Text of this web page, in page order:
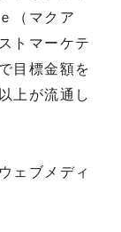
（マクア
トマーケテ
目標金額を
上が流通し
ェブメディ